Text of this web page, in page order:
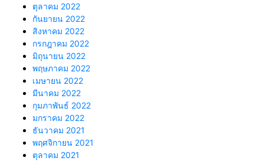
ตุลาคม 2022
กันยายน 2022
สิงหาคม 2022
กรกฎาคม 2022
มิถุนายน 2022
พฤษภาคม 2022
เมษายน 2022
มีนาคม 2022
กุมภาพันธ์ 2022
มกราคม 2022
ธันวาคม 2021
พฤศจิกายน 2021
ตุลาคม 2021